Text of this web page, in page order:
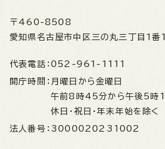
〒460-8508
愛知県名古屋市中区三の丸三丁目1番
代表電話： 052-961-1111
開庁時間： 月曜日から金曜日
午前8時45分から午後5時
休日・祝日・年末年始を除く
法人番号： 3000020231002